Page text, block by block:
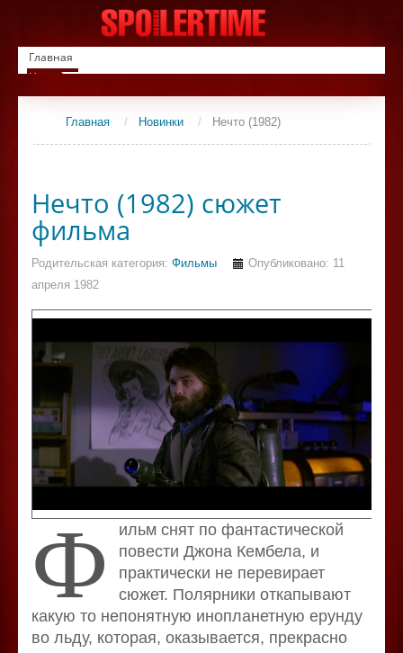
Главная
Новинки
Список фильмов
СериалыГлавная / Новинки / Нечто (1982)
Нечто (1982) сюжет
фильма
Родительская категория: Фильмы
Опубликовано: 11
апреля 1982
Ф
ильм снят по фантастической
повести Джона Кембела, и
практически не перевирает
сюжет. Полярники откапывают
какую то непонятную инопланетную ерунду
во льду, которая, оказывается, прекрасно